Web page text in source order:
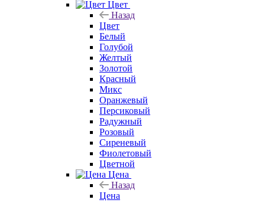
Цвет
Назад
Цвет
Белый
Голубой
Желтый
Золотой
Красный
Микс
Оранжевый
Персиковый
Радужный
Розовый
Сиреневый
Фиолетовый
Цветной
Цена
Назад
Цена